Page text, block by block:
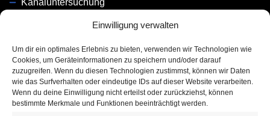
Einwilligung verwalten
Um dir ein optimales Erlebnis zu bieten, verwenden wir Technologien wie
Cookies, um Geräteinformationen zu speichern und/oder darauf
zuzugreifen. Wenn du diesen Technologien zustimmst, können wir Daten
wie das Surfverhalten oder eindeutige IDs auf dieser Website verarbeiten.
Wenn du deine Einwilligung nicht erteilst oder zurückziehst, können
bestimmte Merkmale und Funktionen beeinträchtigt werden.
Kanaluntersuchung
Dichtigkeitsprüfung
Unsere Partner